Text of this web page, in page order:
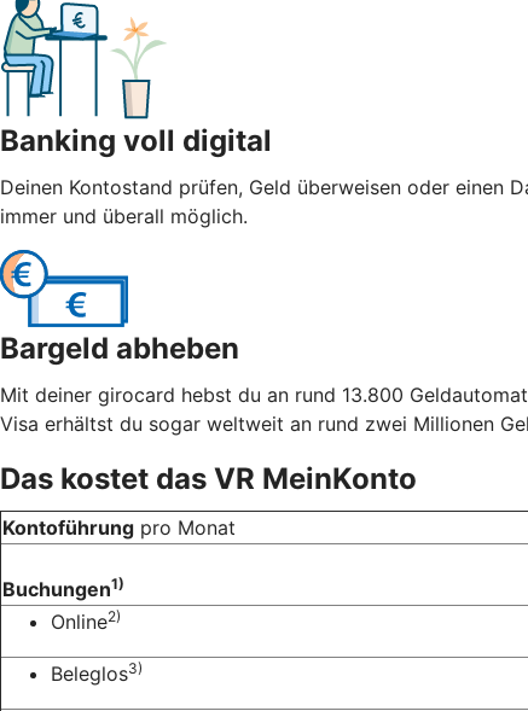
Banking voll digital
Deinen Kontostand prüfen, Geld überweisen oder einen
immer und überall möglich.
Bargeld abheben
Mit deiner girocard hebst du an rund 13.800
Visa erhältst du sogar weltweit an rund zwei Millionen
Das kostet das VR MeinKonto
Kontoführung pro Monat
Buchungen1)
Online2)
Beleglos3)